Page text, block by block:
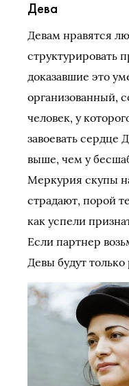
Дева
Девам нравятся
структурировать
доказавшие это
организованный,
человек, у
завоевать сердце
выше, чем у
Меркурия скупы
страдают, порой
как успели
Если партнер
Девы будут только